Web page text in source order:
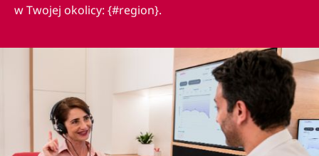
w Twojej okolicy: {#region}.